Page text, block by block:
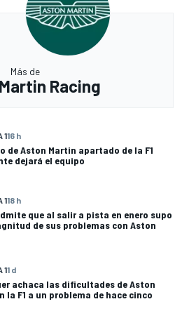
Más de
Racing
116 h
de Aston Martin apartado de la F1
dejará el equipo
118 h
que al salir a pista en enero supo
de sus problemas con Aston
11 d
achaca las dificultades de Aston
la F1 a un problema de hace cinco